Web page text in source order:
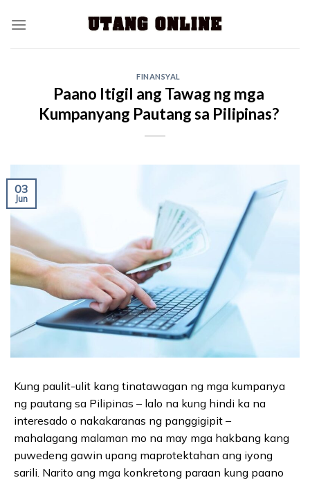
FINANSYAL
Paano Itigil ang Tawag ng mga
Kumpanyang Pautang sa Pilipinas?
03
Jun
Kung paulit-ulit kang tinatawagan ng mga kumpanya
ng pautang sa Pilipinas – lalo na kung hindi ka na
interesado o nakakaranas ng panggigipit –
mahalagang malaman mo na may mga hakbang kang
puwedeng gawin upang maprotektahan ang iyong
sarili. Narito ang mga konkretong paraan kung paano